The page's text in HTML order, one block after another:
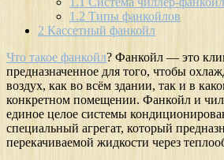
1.2 Типы фанкойлов
2 Кассетный фанкойл
Что такое фанкойл? Фанкойл — это
предназначенное для того, чтобы
воздух, как во всём здании, так и в
конкретном помещении. Фанкойл и
единое целое системы
специальный агрегат, который
перекачиваемой жидкости через